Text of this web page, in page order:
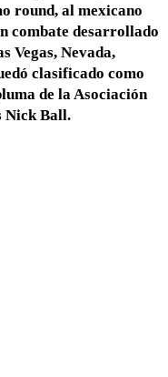
round, al mexicano
combate desarrollado
Vegas, Nevada,
clasificado como
de la Asociación
Nick Ball.